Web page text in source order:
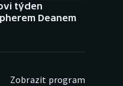
týden
Deanem
Zobrazit program